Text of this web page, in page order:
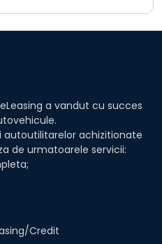
a vandut cu succes
achizitionate
de urmatoarele servicii:
Credit